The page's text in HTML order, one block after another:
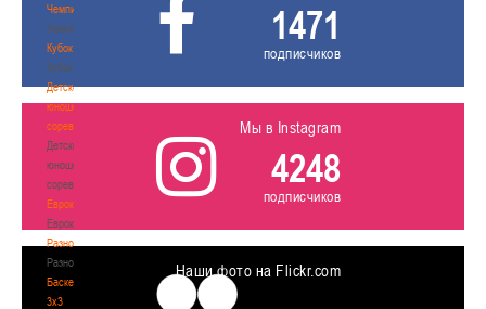
Чемпионат
Чемпионат
Кубок
Кубок
Детско-
юношеские
соревнования
Детско-
юношеские
соревнования
Еврокубки
Еврокубки
Разное
Разное
Баскетбол
3х3
1471
подписчиков
Мы в Instagram
4248
подписчиков
Наши фото на Flickr.com